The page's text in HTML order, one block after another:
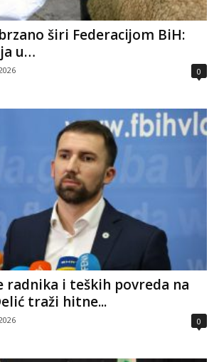
širi Federacijom BiH:
u…
0
radnika i teških povreda na
traži hitne...
0